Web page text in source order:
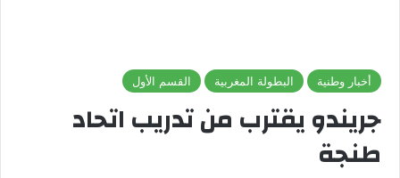
أخبار وطنية البطولة المغربية القسم الأول
جريندو يقترب من تدريب اتحاد
طنجة